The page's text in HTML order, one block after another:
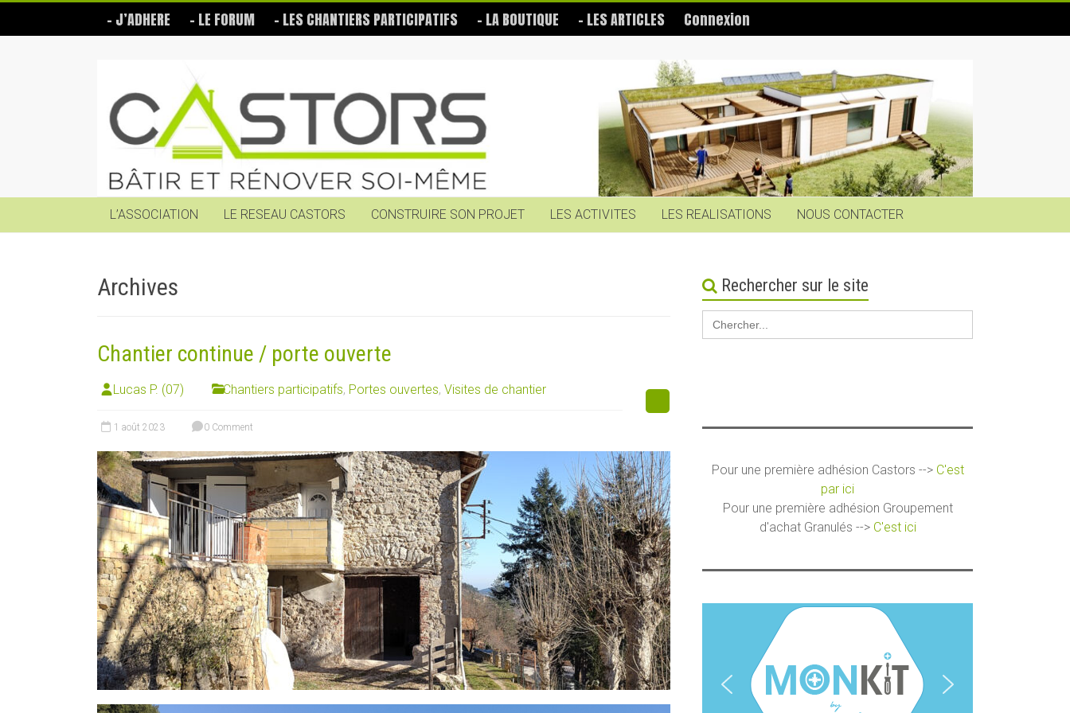
content
– J’ADHERE – LE FORUM – LES CHANTIERS PARTICIPATIFS – LA BOUTIQUE – LES ARTICLES Connexion
Castors
Bâtir
soi-
même
L’ASSOCIATION
LE RESEAU CASTORS CONSTRUIRE SON PROJET LES ACTIVITES LES REALISATIONS NOUS CONTACTER
Archives
Chantier continue / porte ouverte
Lucas P. (07) Chantiers participatifs, Portes ouvertes, Visites de chantier
1 août 2023 0 Comment
Rechercher sur le site
Search
for:
Pour une première adhésion Castors --> C'est
par ici
Pour une première adhésion Groupement
d'achat Granulés --> C'est ici